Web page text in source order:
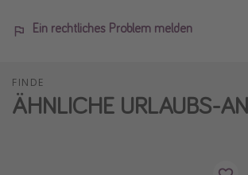
Ein rechtliches Problem melden
FINDE
ÄHNLICHE URLAUBS-